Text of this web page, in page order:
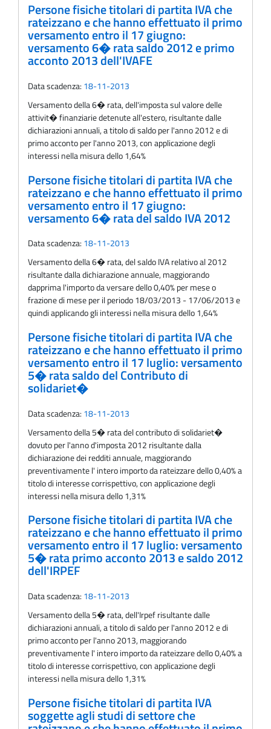
Persone fisiche titolari di partita IVA che
rateizzano e che hanno effettuato il primo
versamento entro il 17 giugno:
versamento 6� rata saldo 2012 e primo
acconto 2013 dell'IVAFE
Data scadenza: 18-11-2013
Versamento della 6� rata, dell'imposta sul valore delle
attivit� finanziarie detenute all'estero, risultante dalle
dichiarazioni annuali, a titolo di saldo per l'anno 2012 e di
primo acconto per l'anno 2013, con applicazione degli
interessi nella misura dello 1,64%
Persone fisiche titolari di partita IVA che
rateizzano e che hanno effettuato il primo
versamento entro il 17 giugno:
versamento 6� rata del saldo IVA 2012
Data scadenza: 18-11-2013
Versamento della 6� rata, del saldo IVA relativo al 2012
risultante dalla dichiarazione annuale, maggiorando
dapprima l'importo da versare dello 0,40% per mese o
frazione di mese per il periodo 18/03/2013 - 17/06/2013 e
quindi applicando gli interessi nella misura dello 1,64%
Persone fisiche titolari di partita IVA che
rateizzano e che hanno effettuato il primo
versamento entro il 17 luglio: versamento
5� rata saldo del Contributo di
solidariet�
Data scadenza: 18-11-2013
Versamento della 5� rata del contributo di solidariet�
dovuto per l'anno d'imposta 2012 risultante dalla
dichiarazione dei redditi annuale, maggiorando
preventivamente l' intero importo da rateizzare dello 0,40% a
titolo di interesse corrispettivo, con applicazione degli
interessi nella misura dello 1,31%
Persone fisiche titolari di partita IVA che
rateizzano e che hanno effettuato il primo
versamento entro il 17 luglio: versamento
5� rata primo acconto 2013 e saldo 2012
dell'IRPEF
Data scadenza: 18-11-2013
Versamento della 5� rata, dell'Irpef risultante dalle
dichiarazioni annuali, a titolo di saldo per l'anno 2012 e di
primo acconto per l'anno 2013, maggiorando
preventivamente l' intero importo da rateizzare dello 0,40% a
titolo di interesse corrispettivo, con applicazione degli
interessi nella misura dello 1,31%
Persone fisiche titolari di partita IVA
soggette agli studi di settore che